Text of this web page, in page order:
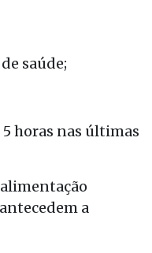
saúde;
horas nas últimas
a